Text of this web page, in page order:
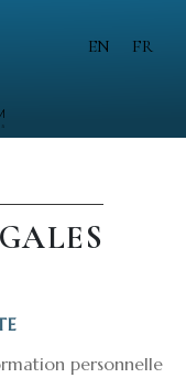
FR
EN
personnelle